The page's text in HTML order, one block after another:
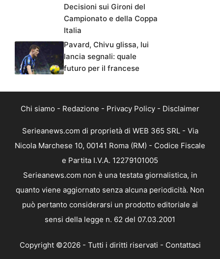
Decisioni sui Gironi del
Campionato e della Coppa
Italia
Pavard, Chivu glissa, lui
lancia segnali: quale
futuro per il francese
Chi siamo - Redazione - Privacy Policy - Disclaimer
Serieanews.com di proprietà di WEB 365 SRL - Via
Nicola Marchese 10, 00141 Roma (RM) - Codice Fiscale
e Partita I.V.A. 12279101005
Serieanews.com non è una testata giornalistica, in
quanto viene aggiornato senza alcuna periodicità. Non
può pertanto considerarsi un prodotto editoriale ai
sensi della legge n. 62 del 07.03.2001
Copyright ©2026 - Tutti i diritti riservati - Contattaci